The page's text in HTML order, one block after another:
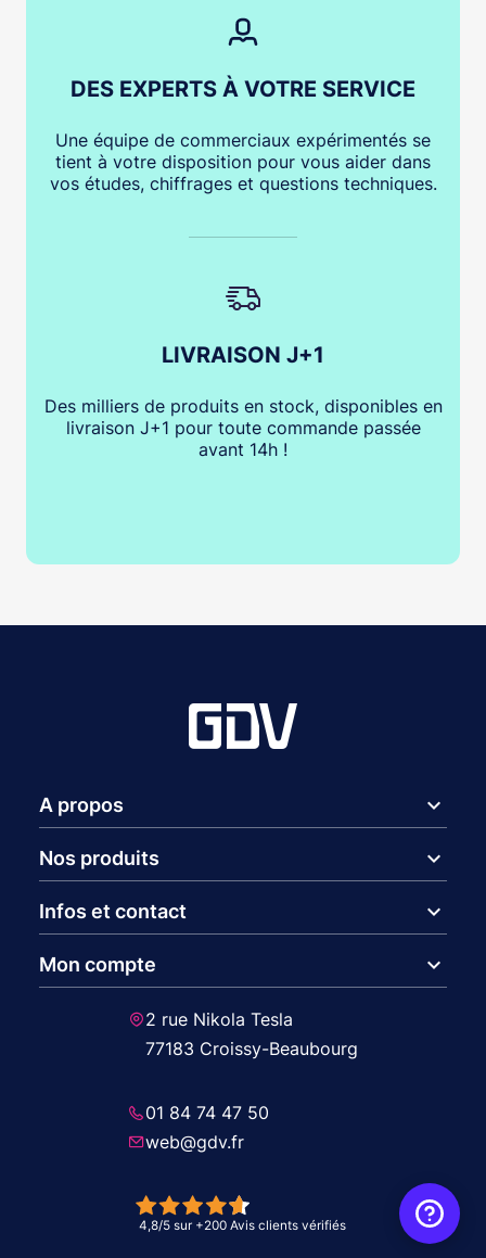
DES EXPERTS À VOTRE SERVICE
Une équipe de commerciaux expérimentés se
tient à votre disposition pour vous aider dans
vos études, chiffrages et questions techniques.
LIVRAISON J+1
Des milliers de produits en stock, disponibles en
livraison J+1 pour toute commande passée
avant 14h !
A propos expand_more
Nos produits expand_more
Infos et contact expand_more
Mon compte expand_more
2 rue Nikola Tesla
77183 Croissy-Beaubourg
01 84 74 47 50
web@gdv.fr